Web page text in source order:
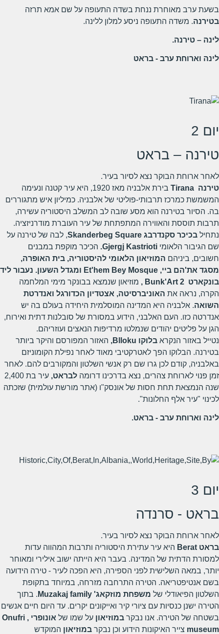
בשעת ערב מאוחרת ננחת בשדה התעופה על שם אמא תרזה
בטירנה. משדה התעופה ניסע למלון ללינה.
לינה – טירנה.
לינה וארוחת ערב - בראט
יום 2
טירנה – בראט
לאחר ארוחת הבוקר נצא לסיור בעיר.
טירנה Tirana
בירת אלבניה מאז 1920, היא עיר קטנה ונעימה
המשמשת כמרכז תרבותי-פוליטי של אלבניה. כמיליון איש מתגוררים
בה. הסיור בטירנה הוא מסע שובה לב המשלב היסטוריה עשירה,
תרבות תוססת והאווירה המתפתחת של עיר העוברת מודרניזציה.
נתחיל בכיכר סקנדרבג Skanderbeg Square, לבה של טירנה על
שם הגיבור הלאומי Gjergj Kastrioti
. הכיכר מוקפת במבנים
חשובים, ביניהם המוזיאון הלאומי להיסטוריה, בית האופרה,
מסגד את'הם ביי,
ומגדל השעון. נעבור ליד
בונקארט Bunk'Art 2
, מוזיאון שנמצא בבונקר מימי המלחמה
הקרה, נראה את האוניברסיטה, אצטדיון הכדורגל ואנדרטת
השואה. אלבניה היא המדינה המוסלמית היחידה בעולם בה יש
אנדרטה כזו. העם האלבני, הידוע במסורת של סובלנות דתית ואירוח,
הגן על פליטים יהודים שנמלטו מרדיפות הנאצים ועוזריהם.
נטייל באזור הנקרא בלוקו Blloku
, האזור המפורסם והיקר ביותר
בטירנה. הבלוקו הפך לאטרקטיבי מאוד לאחר נפילת הקומוניזם
באלבניה, קודם לכן גרו שם רק אנשי השלטון והמקורבים להם. לאחר
זמן פנוי לארוחת צהרים, נצא בדרכינו דרומה לבראט,
עיר בת 2,400
שנה הנמצאת תחת חסות של אונסק"ו (אתר מורשת עולמית) שזכתה
לכינוי "עיר אלף החלונות".
לינה וארוחת ערב - בראט.
יום 3
בראט - סרנדה
לאחר ארוחת הבוקר נצא לסיור בעיר.
בראט Berat היא עיר עתירת היסטוריה ותרבות המהווה עדות
למסורת הדתית של המדינה. בעבר היא הייתה ישוב אילירי ומאוחר
יותר, במאה השלישית לפני הספירה, היא הפכה לעיר - טירה הידועה
בשם אנטיפטריאה. הטירה התרחבה מזרחה, במיוחד בתקופת
השלטון הפיאודלי של משפחת מוזקאג' Muzakaj family . בתוך
הטירה ישנן כנסיות עם ציורי קיר ואייקונים יקרים. עד היום חיים אנשים
בשטחה של הטירה. אנו נבקר במוזיאון על שמו של אונופרי , Onufri
museum צייר האיקונות הידוע וכן נבקר במוזיאון המוקדש